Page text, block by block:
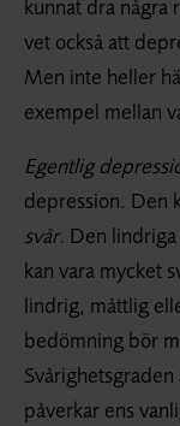
kunnat dra
vet också att
Men inte heller
exempel mellan
Egentlig
depression. Den
svår. Den
kan vara mycket
lindrig, måttlig
bedömning bör
påverkar ens